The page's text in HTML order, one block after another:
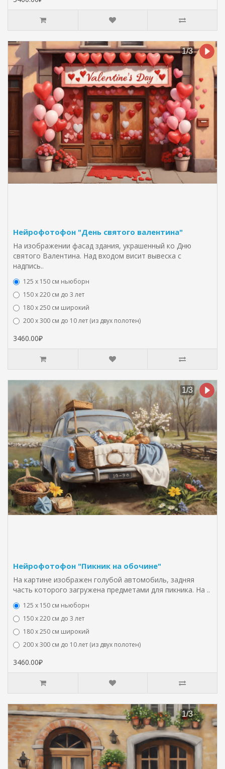
Нейрофотофон "День святого валентина"
На изображении фасад здания, украшенный ко Дню
святого Валентина. Над входом висит вывеска с
надпись..
125 x 150 см ньюборн
150 х 220 см до 3 лет
180 х 250 см широкий
200 х 300 см до 10 лет (из двух полотен)
3460.00₽
Нейрофотофон "Пикник на обочине"
На картине изображен голубой автомобиль, задняя
часть которого загружена предметами для пикника. На ..
125 x 150 см ньюборн
150 х 220 см до 3 лет
180 х 250 см широкий
200 х 300 см до 10 лет (из двух полотен)
3460.00₽